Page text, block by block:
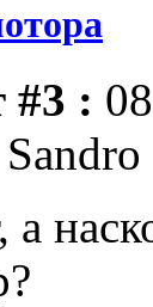
#3 :
а